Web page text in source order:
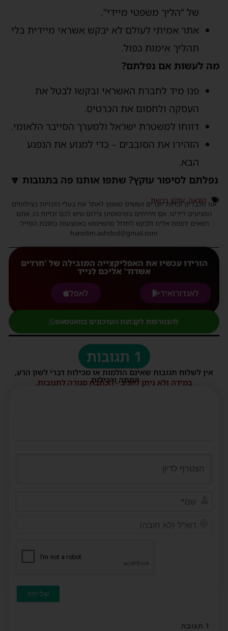
של “הליך משפטי מיידי”.
אתר אמיתי לעולם לא יבקש אשראי מיידית בלי
תהליך אימות כפול.
לעשות אם נפלתם?
פנו מיד לחברת האשראי ובקשו לבטל את
העסקה ולחסום את הכרטיס.
דווחו למשטרת ישראל ולמערך הסייבר הלאומי.
הזהירו את הסובבים – כדי למנוע את הנפגע
הבא.
לסיפור עוקץ? שתפו אותנו פה בתגובות 🔽
הונאה,עוקץ ברשת
אנו מכבדים זכויות יוצרים ועושים מאמץ לאתר את בעלי הזכויות בצילומים
המגיעים לידינו. אם זיהיתים בפרסומינו צילום שיש לכם זכויות בו, אתם
רשאים לפנות אלינו ולבקש לחדול מהשימוש באמצעות כתובת המייל:
haredim.ashdod@gmail.com
הורידו עכשיו את האפליקצייה המובילה של 'חרדים
אשדוד' אליכם לנייד
לאנדורואיד
לאפל
להצטרפות לקבוצת העדכונים בוואטסאפ
1 תגובות
אין לשלוח תגובות שאינם הולמות או מכילות דברי לשון הרע,
הסתה ורכילות.
במידה ולא ניתן להגיב - הכתבה סגורה לתגובות.
תגובה